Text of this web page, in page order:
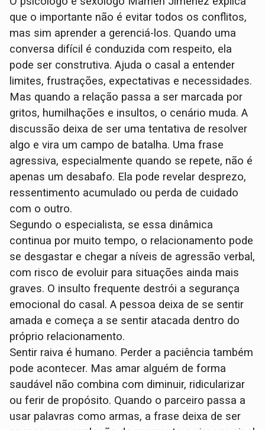
que o importante não é evitar todos os conflitos,
mas sim aprender a gerenciá-los. Quando uma
conversa difícil é conduzida com respeito, ela
pode ser construtiva. Ajuda o casal a entender
limites, frustrações, expectativas e necessidades.
Mas quando a relação passa a ser marcada por
gritos, humilhações e insultos, o cenário muda. A
discussão deixa de ser uma tentativa de resolver
algo e vira um campo de batalha. Uma frase
agressiva, especialmente quando se repete, não é
apenas um desabafo. Ela pode revelar desprezo,
ressentimento acumulado ou perda de cuidado
com o outro.
Segundo o especialista, se essa dinâmica
continua por muito tempo, o relacionamento pode
se desgastar e chegar a níveis de agressão verbal,
com risco de evoluir para situações ainda mais
graves. O insulto frequente destrói a segurança
emocional do casal. A pessoa deixa de se sentir
amada e começa a se sentir atacada dentro do
próprio relacionamento.
Sentir raiva é humano. Perder a paciência também
pode acontecer. Mas amar alguém de forma
saudável não combina com diminuir, ridicularizar
ou ferir de propósito. Quando o parceiro passa a
usar palavras como armas, a frase deixa de ser